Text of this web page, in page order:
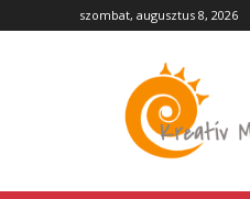
szombat, augusztus 8, 2026